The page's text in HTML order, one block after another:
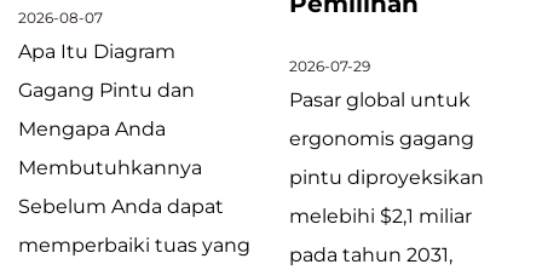
2026-08-07
Apa Itu Diagram
Gagang Pintu dan
Mengapa Anda
Membutuhkannya
Sebelum Anda dapat
memperbaiki tuas yang
2026-07-29
Pasar global untuk
ergonomis gagang
pintu diproyeksikan
melebihi $2,1 miliar
pada tahun 2031,